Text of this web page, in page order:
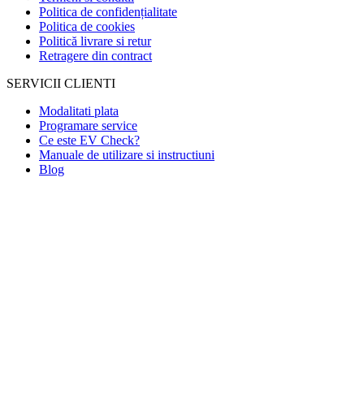
Politica de confidențialitate
Politica de cookies
Politică livrare si retur
Retragere din contract
SERVICII CLIENTI
Modalitati plata
Programare service
Ce este EV Check?
Manuale de utilizare si instructiuni
Blog